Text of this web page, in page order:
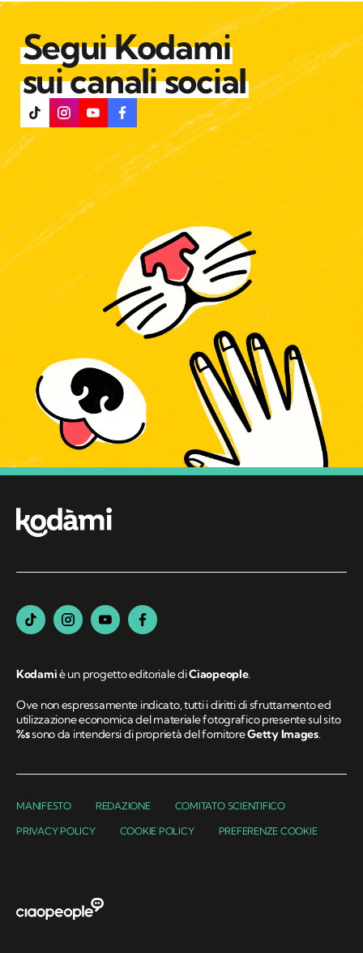
Segui Kodami
sui canali social
Kodamiè un progetto editoriale diCiaopeople.
Ove non espressamente indicato, tutti i diritti di sfruttamento ed
utilizzazione economica del materiale fotografico presente sul sito
%ssono da intendersi di proprietà del fornitoreGetty Images.
MANIFESTO REDAZIONE COMITATO SCIENTIFICO
PRIVACY POLICY COOKIE POLICY PREFERENZE COOKIE